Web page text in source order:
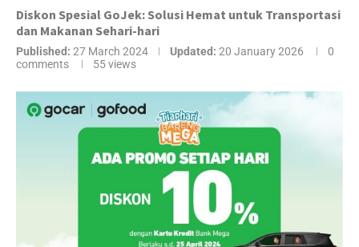
Diskon Spesial GoJek: Solusi Hemat untuk Transportasi
dan Makanan Sehari-hari
Published: 27 March 2024 Updated: 20 January 2026
0
comments
55views